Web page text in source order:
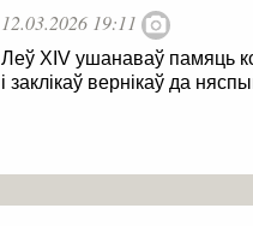
12.03.2026 19:11
Леў XIV ушанаваў памяць
і заклікаў вернікаў да